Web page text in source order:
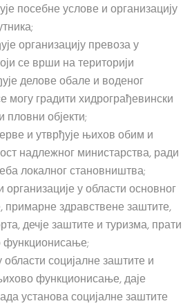
посебне услове и организацију
организацију превоза у
се врши на територији
делове обале и воденог
могу градити хидрограђевински
пловни објекти;
и утврђује њихов обим и
надлежног министарства, ради
локалног становништва;
организације у области основног
примарне здравствене заштите,
дечје заштите и туризма, прати
функционисање;
области социјалне заштите и
функционисање, даје
установа социјалне заштите